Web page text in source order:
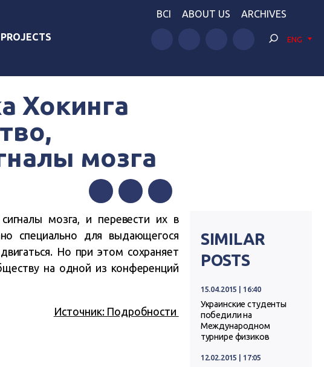
BCI ABOUT US ARCHIVES
ENG
Хокинга
мозга
FacebookTwitterTelegram
мозга, и перевести их в
специально для выдающегося
Но при этом сохраняет
на одной из конференций
Источник: Подробности
SIMILAR
POSTS
15.04.2015 | 16:40
Украинские студенты
победили на
Международном
турнире физиков
12.02.2015 | 17:05